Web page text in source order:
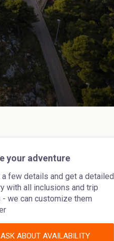
your adventure
a few details and get a detailed
with all inclusions and trip
we can customize them
ASK ABOUT AVAILABILITY